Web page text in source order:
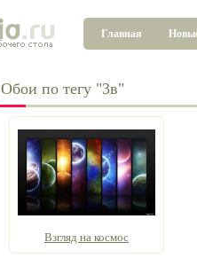
Главная
Обои по тегу "3в"
Взгляд на космос